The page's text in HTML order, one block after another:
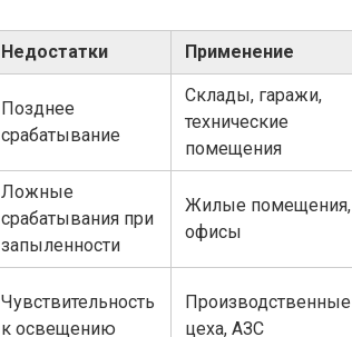
Недостатки Применение
Позднее
срабатывание
Склады, гаражи,
технические
помещения
Ложные
срабатывания при
запыленности
Жилые помещения,
офисы
Чувствительность
к освещению
Производственные
цеха, АЗС